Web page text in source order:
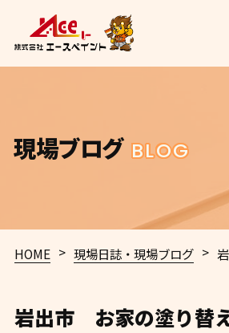
現場ブログ BLOG
HOME > 現場日誌・現場ブログ > 岩
岩出市 お家の塗り替